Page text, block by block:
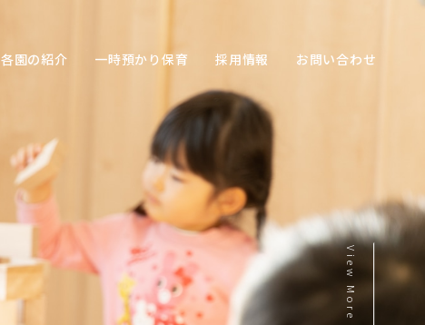
各園の紹介 一時預かり保育 採用情報 お問い合わせ
View More